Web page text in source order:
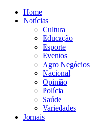
Home
Notícias
Cultura
Educação
Esporte
Eventos
Agro Negócios
Nacional
Opinião
Polícia
Saúde
Variedades
Jornais